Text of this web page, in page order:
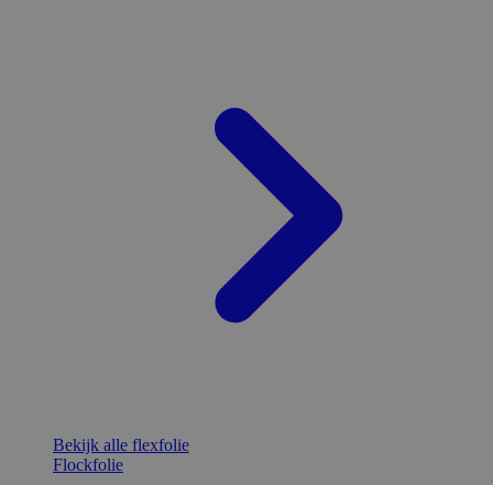
Bekijk alle flexfolie
Flockfolie